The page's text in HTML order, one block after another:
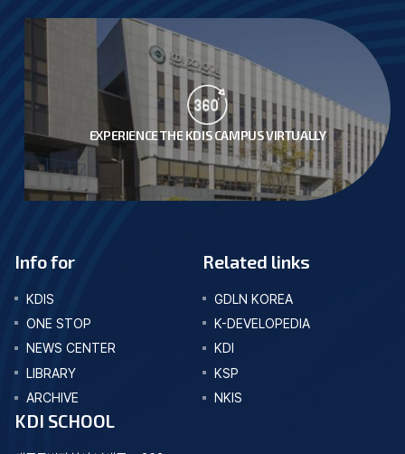
EXPERIENCE THE KDIS CAMPUS VIRTUALLY
Info for
KDIS
ONE STOP
NEWS CENTER
LIBRARY
ARCHIVE
Related links
GDLN KOREA
K-DEVELOPEDIA
KDI
KSP
NKIS
KDI SCHOOL